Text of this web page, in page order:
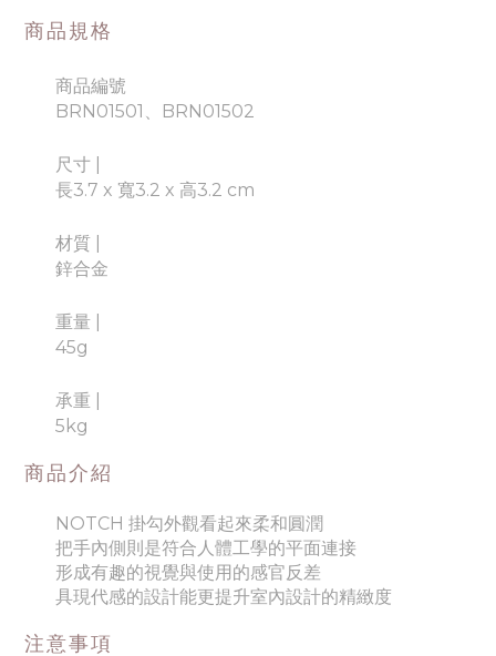
商品規格
商品編號
BRN01501、BRN01502
尺寸 |
長3.7 x 寬3.2 x 高3.2 cm
材質
鋅合金
重量 |
45g
承重 |
5kg
商品介紹
NOTCH 掛勾外觀看起來柔和圓潤
把手內側則是符合人體工學的平面連接
形成有趣的視覺與使用的感官反差
具現代感的設計能更提升室內設計的精緻度
注意事項